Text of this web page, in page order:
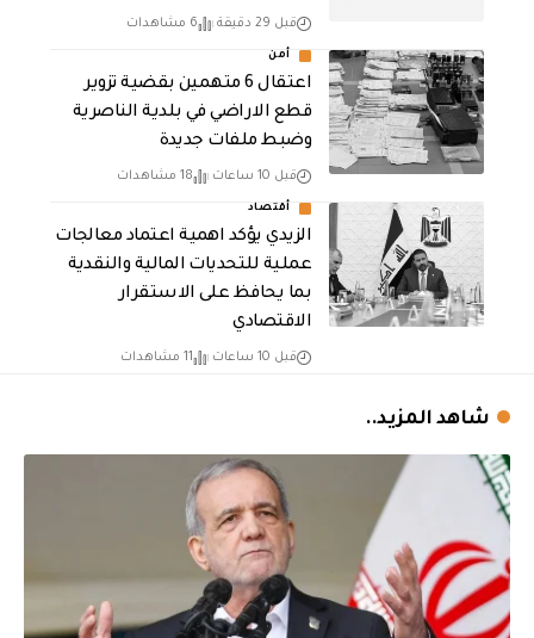
قبل 29 دقيقة 6 مشاهدات
أمن
اعتقال 6 متهمين بقضية تزوير
قطع الاراضي في بلدية الناصرية
وضبط ملفات جديدة
قبل 10 ساعات 18 مشاهدات
أقتصاد
الزيدي يؤكد اهمية اعتماد معالجات
عملية للتحديات المالية والنقدية
بما يحافظ على الاستقرار
الاقتصادي
قبل 10 ساعات 11 مشاهدات
شاهد المزيد..